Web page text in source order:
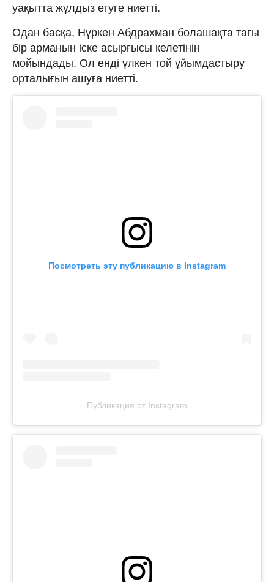
уақытта жұлдыз етуге ниетті.
Одан басқа, Нүркен Абдрахман болашақта тағы
бір арманын іске асырғысы келетінін
мойындады. Ол енді үлкен той ұйымдастыру
орталығын ашуға ниетті.
Посмотреть эту публикацию в Instagram
Публикация от Instagram